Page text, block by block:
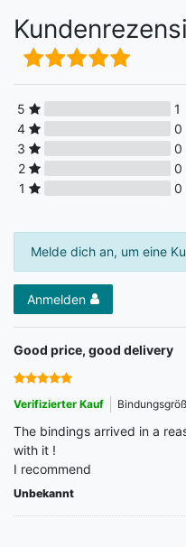
5
1
4
0
3
0
2
0
1
0
Melde dich an, um eine
Anmelden
Good price, good delivery
Verifizierter Kauf
The bindings arrived in a
with it !
I recommend
Unbekannt